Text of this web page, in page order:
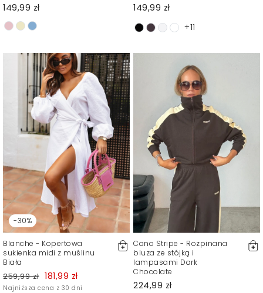
149,99 zł
149,99 zł
+11
-30%
Blanche - Kopertowa
sukienka midi z muślinu
Biała
259,99 zł 181,99 zł
Najniższa cena z 30 dni
Cano Stripe - Rozpinana
bluza ze stójką i
lampasami Dark
Chocolate
224,99 zł